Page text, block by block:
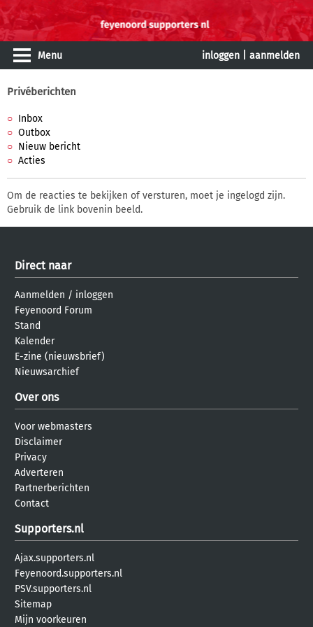
Menu inloggen aanmelden
Privéberichten
Inbox
Outbox
Nieuw bericht
Acties
Om de reacties te bekijken of versturen, moet je ingelogd zijn.
Gebruik de link bovenin beeld.
Direct naar
Aanmelden / inloggen
Feyenoord Forum
Stand
Kalender
E-zine (nieuwsbrief)
Nieuwsarchief
Over ons
Voor webmasters
Disclaimer
Privacy
Adverteren
Partnerberichten
Contact
Supporters.nl
Ajax.supporters.nl
Feyenoord.supporters.nl
PSV.supporters.nl
Sitemap
Mijn voorkeuren